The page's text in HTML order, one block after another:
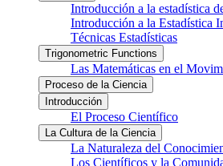
Introducción a la estadística
Introducción a la Estadística
Técnicas Estadísticas
Trigonometric Functions
Las Matemáticas en el
Proceso de la Ciencia
Introducción
El Proceso Científico
La Cultura de la Ciencia
La Naturaleza del
Los Científicos y la